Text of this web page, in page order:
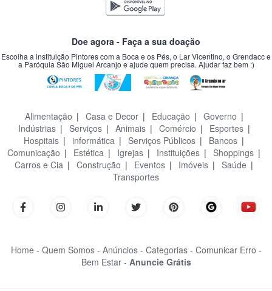
Doe agora - Faça a sua doação
Escolha a instituição Pintores com a Boca e os Pés, o Lar Vicentino, o Grendacc e
a Paróquia São Miguel Arcanjo e ajude quem precisa. Ajudar faz bem :)
Alimentação | Casa e Decor| Educação | Governo |
Indústrias| Serviços| Animais| Comércio | Esportes|
Hospitais | informática | Serviços Públicos | Bancos |
Comunicação | Estética | Igrejas | Instituições | Shoppings |
Carros e Cia | Construção | Eventos | Imóveis | Saúde |
Transportes
Home - Quem Somos - Anúncios - Categorias - Comunicar Erro -
Bem Estar - Anuncie Grátis